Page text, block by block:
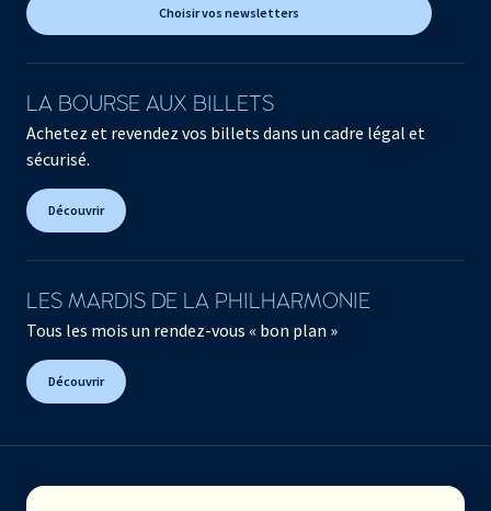
Choisir vos newsletters
LA BOURSE AUX BILLETS
Achetez et revendez vos billets dans un cadre légal et
sécurisé.
Découvrir
LES MARDIS DE LA PHILHARMONIE
Tous les mois un rendez-vous « bon plan »
Découvrir